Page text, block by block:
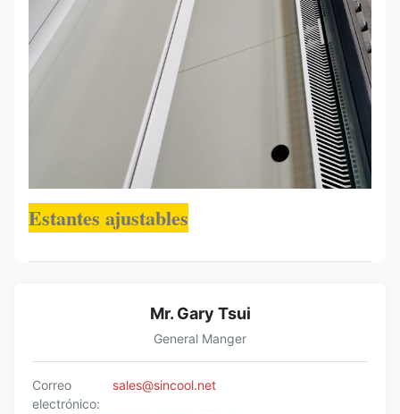
Estantes ajustables
Mr. Gary Tsui
General Manger
Correo
electrónico:
sales@sincool.net